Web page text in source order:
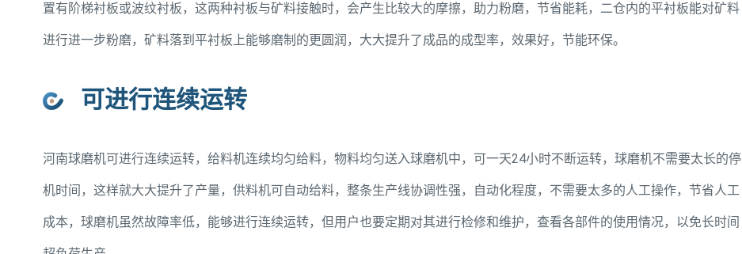
置有阶梯衬板或波纹衬板，这两种衬板与矿料接触时，会产生比较大的摩擦，助力粉磨，节省能耗，二仓内的平衬板能对矿料
进行进一步粉磨，矿料落到平衬板上能够磨制的更圆润，大大提升了成品的成型率，效果好，节能环保。
可进行连续运转
河南球磨机可进行连续运转，给料机连续均匀给料，物料均匀送入球磨机中，可一天24小时不断运转，球磨机不需要太长的停
机时间，这样就大大提升了产量，供料机可自动给料，整条生产线协调性强，自动化程度，不需要太多的人工操作，节省人工
成本，球磨机虽然故障率低，能够进行连续运转，但用户也要定期对其进行检修和维护，查看各部件的使用情况，以免长时间